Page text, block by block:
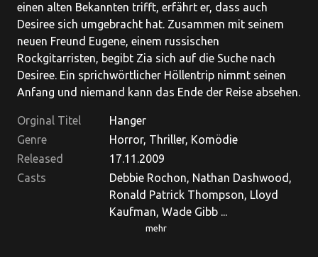
einen alten Bekannten trifft, erfährt er, dass auch
Desiree sich umgebracht hat. Zusammen mit seinem
neuen Freund Eugene, einem russischen
Rockgitarristen, begibt Zia sich auf die Suche nach
Desiree. Ein sprichwörtlicher Höllentrip nimmt seinen
Anfang und niemand kann das Ende der Reise absehen.
Orginal Titel
Hanger
Genre
Horror, Thriller, Komödie
Released
17.11.2009
Casts
Debbie Rochon, Nathan Dashwood,
Ronald Patrick Thompson, Lloyd
Kaufman, Wade Gibb ...
mehr